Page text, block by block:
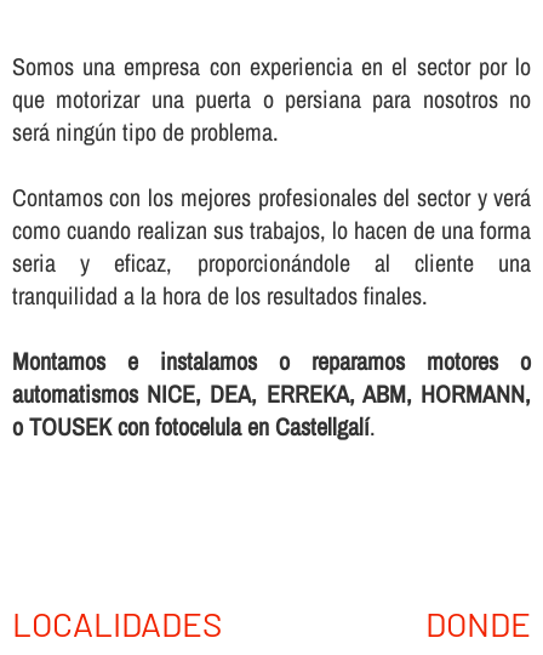
Somos una empresa con experiencia en el sector por lo
que motorizar una puerta o persiana para nosotros no
será ningún tipo de problema.
Contamos con los mejores profesionales del sector y verá
como cuando realizan sus trabajos, lo hacen de una forma
seria y eficaz, proporcionándole al cliente una
tranquilidad a la hora de los resultados finales.
Montamos e instalamos o reparamos motores o
automatismos NICE, DEA, ERREKA, ABM, HORMANN,
o TOUSEK con fotocelula en Castellgalí.
LOCALIDADES DONDE